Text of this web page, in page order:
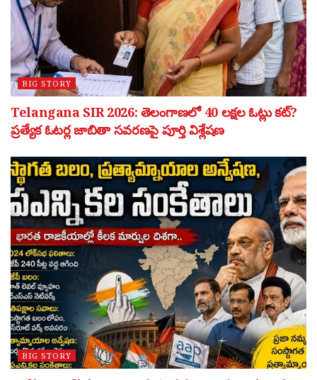
BIG STORY
Telangana SIR 2026: తెలంగాణలో 40 లక్షల ఓట్లు కట్?
ప్రత్యేక ఓటర్ల జాబితా సవరణపై పూర్తి విశ్లేషణ
BIG STORY